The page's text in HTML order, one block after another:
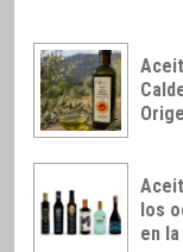
los
en